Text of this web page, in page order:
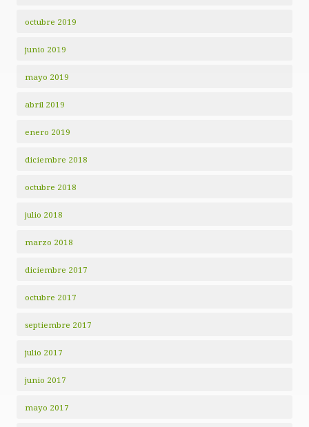
octubre 2019
junio 2019
mayo 2019
abril 2019
enero 2019
diciembre 2018
octubre 2018
julio 2018
marzo 2018
diciembre 2017
octubre 2017
septiembre 2017
julio 2017
junio 2017
mayo 2017